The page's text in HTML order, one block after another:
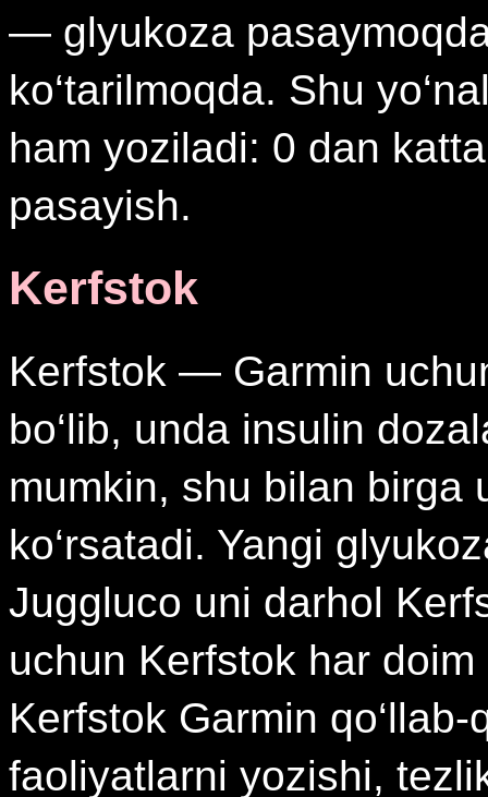
— glyukoza
ko‘tarilmoqda. Shu
ham yoziladi: 0 dan
pasayish.
Kerfstok
Kerfstok — Garmin
bo‘lib, unda insulin
mumkin, shu bilan birga
ko‘rsatadi. Yangi
Juggluco uni darhol
uchun Kerfstok har
Kerfstok Garmin
faoliyatlarni yozishi,